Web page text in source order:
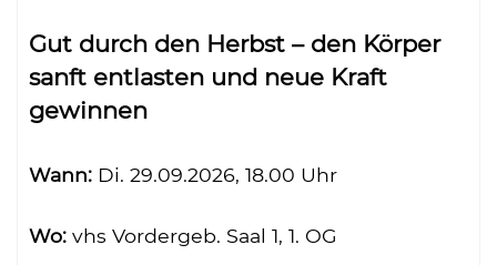
Gut durch den Herbst – den Körper
sanft entlasten und neue Kraft
gewinnen
Wann: Di. 29.09.2026, 18.00 Uhr
Wo: vhs Vordergeb. Saal 1, 1. OG